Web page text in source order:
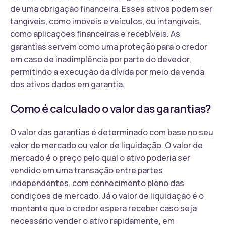
de uma obrigação financeira. Esses ativos podem ser
tangíveis, como imóveis e veículos, ou intangíveis,
como aplicações financeiras e recebíveis. As
garantias servem como uma proteção para o credor
em caso de inadimplência por parte do devedor,
permitindo a execução da dívida por meio da venda
dos ativos dados em garantia.
Como é calculado o valor das garantias?
O valor das garantias é determinado com base no seu
valor de mercado ou valor de liquidação. O valor de
mercado é o preço pelo qual o ativo poderia ser
vendido em uma transação entre partes
independentes, com conhecimento pleno das
condições de mercado. Já o valor de liquidação é o
montante que o credor espera receber caso seja
necessário vender o ativo rapidamente, em